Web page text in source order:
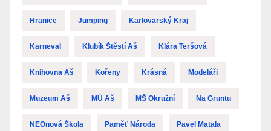
Hranice Jumping Karlovarský Kraj
Karneval Klubík Štěstí Aš Klára Teršová
Knihovna Aš Kořeny Krásná Modeláři
Muzeum Aš MÚ Aš MŠ Okružní Na Gruntu
NEOnová Škola Paměť Národa Pavel Matala